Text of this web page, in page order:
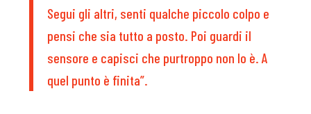
Segui gli altri, senti qualche piccolo colpo e
pensi che sia tutto a posto. Poi guardi il
sensore e capisci che purtroppo non lo è. A
quel punto è finita”.